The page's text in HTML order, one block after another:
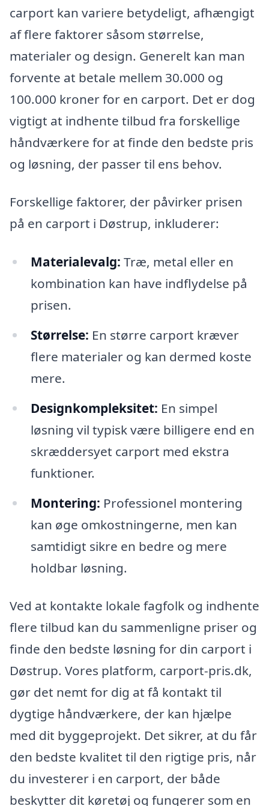
carport kan variere betydeligt, afhængigt
af flere faktorer såsom størrelse,
materialer og design. Generelt kan man
forvente at betale mellem 30.000 og
100.000 kroner for en carport. Det er dog
vigtigt at indhente tilbud fra forskellige
håndværkere for at finde den bedste pris
og løsning, der passer til ens behov.
Forskellige faktorer, der påvirker prisen
på en carport i Døstrup, inkluderer:
Materialevalg: Træ, metal eller en
kombination kan have indflydelse på
prisen.
Størrelse: En større carport kræver
flere materialer og kan dermed koste
mere.
Designkompleksitet: En simpel
løsning vil typisk være billigere end en
skræddersyet carport med ekstra
funktioner.
Montering: Professionel montering
kan øge omkostningerne, men kan
samtidigt sikre en bedre og mere
holdbar løsning.
Ved at kontakte lokale fagfolk og indhente
flere tilbud kan du sammenligne priser og
finde den bedste løsning for din carport i
Døstrup. Vores platform, carport-pris.dk,
gør det nemt for dig at få kontakt til
dygtige håndværkere, der kan hjælpe
med dit byggeprojekt. Det sikrer, at du får
den bedste kvalitet til den rigtige pris, når
du investerer i en carport, der både
beskytter dit køretøj og fungerer som en